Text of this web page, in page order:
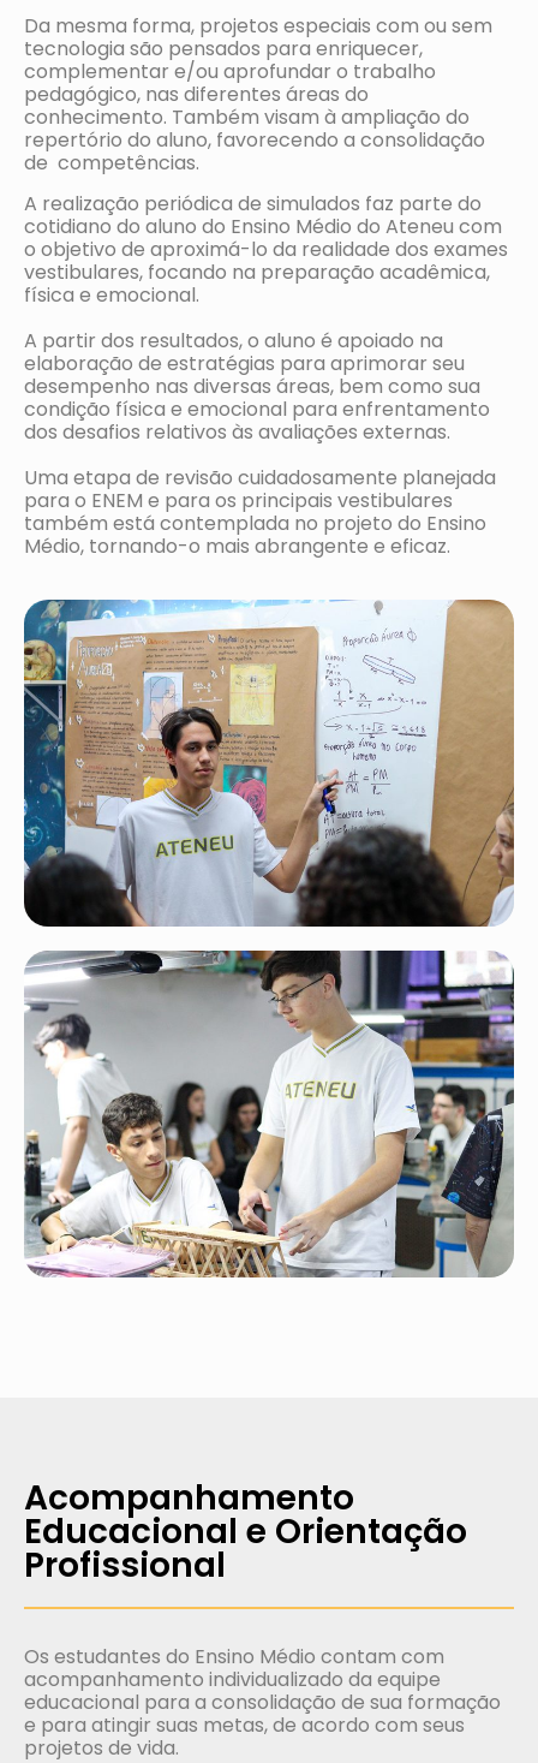
Da mesma forma, projetos especiais com ou sem
tecnologia são pensados para enriquecer,
complementar e/ou aprofundar o trabalho
pedagógico, nas diferentes áreas do
conhecimento. Também visam à ampliação do
repertório do aluno, favorecendo a consolidação
de competências.
A realização periódica de simulados faz parte do
cotidiano do aluno do Ensino Médio do Ateneu com
o objetivo de aproximá-lo da realidade dos exames
vestibulares, focando na preparação acadêmica,
física e emocional.
A partir dos resultados, o aluno é apoiado na
elaboração de estratégias para aprimorar seu
desempenho nas diversas áreas, bem como sua
condição física e emocional para enfrentamento
dos desafios relativos às avaliações externas.
Uma etapa de revisão cuidadosamente planejada
para o ENEM e para os principais vestibulares
também está contemplada no projeto do Ensino
Médio, tornando-o mais abrangente e eficaz.
Acompanhamento
Educacional e Orientação
Profissional
Os estudantes do Ensino Médio contam com
acompanhamento individualizado da equipe
educacional para a consolidação de sua formação
e para atingir suas metas, de acordo com seus
projetos de vida.